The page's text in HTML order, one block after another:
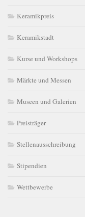
Keramikpreis
Keramikstadt
Kurse und Workshops
Märkte und Messen
Museen und Galerien
Preisträger
Stellenausschreibung
Stipendien
Wettbewerbe